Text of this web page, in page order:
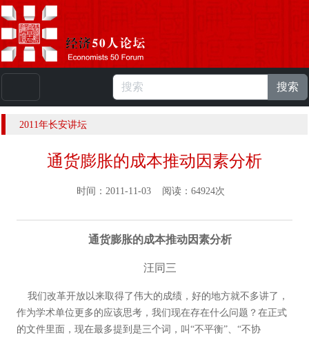
人 |English
搜索
2011年长安讲坛
通货膨胀的成本推动因素分析
时间：2011-11-03 阅读：64924次
通货膨胀的成本推动因素分析
汪同三
我们改革开放以来取得了伟大的成绩，好的地方就不多讲了，
作为学术单位更多的应该思考，我们现在存在什么问题？在正式
的文件里面，现在最多提到是三个词，叫“不平衡”、“不协